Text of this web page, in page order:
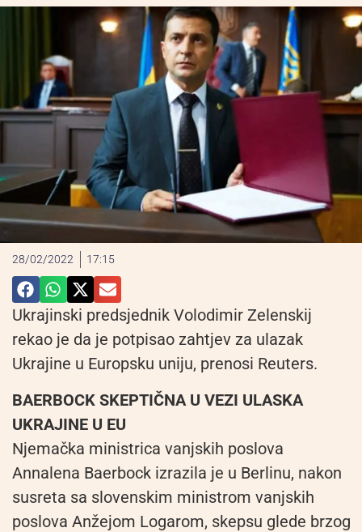
28/02/2022 17:15
Ukrajinski predsjednik Volodimir Zelenskij
rekao je da je potpisao zahtjev za ulazak
Ukrajine u Europsku uniju, prenosi Reuters.
BAERBOCK SKEPTIČNA U VEZI ULASKA
UKRAJINE U EU
Njemačka ministrica vanjskih poslova
Annalena Baerbock izrazila je u Berlinu, nakon
susreta sa slovenskim ministrom vanjskih
poslova Anžejom Logarom, skepsu glede brzog